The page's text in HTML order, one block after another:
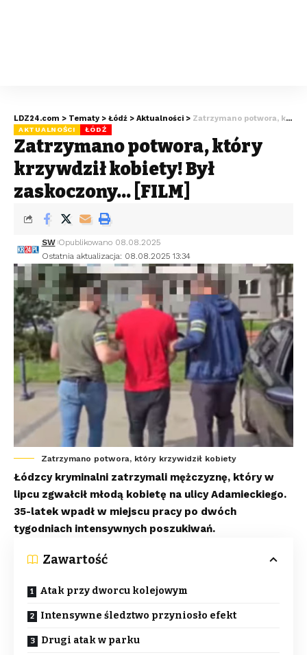
LDZ24.com > Tematy > Łódź > Aktualności > Zatrzymano potwora, który krzywdził kobiety! Był zaskoczony… [FILM]
AKTUALNOŚCI ŁÓDŹ
Zatrzymano potwora, który
krzywdził kobiety! Był
zaskoczony… [FILM]
Ostatnia aktualizacja: 08.08.2025 13:34
SW Opublikowano 08.08.2025
Zatrzymano potwora, który krzywidził kobiety
Łódzcy kryminalni zatrzymali mężczyznę, który w
lipcu zgwałcił młodą kobietę na ulicy Adamieckiego.
35-latek wpadł w miejscu pracy po dwóch
tygodniach intensywnych poszukiwań.
Zawartość
Atak przy dworcu kolejowym
Intensywne śledztwo przyniosło efekt
Drugi atak w parku